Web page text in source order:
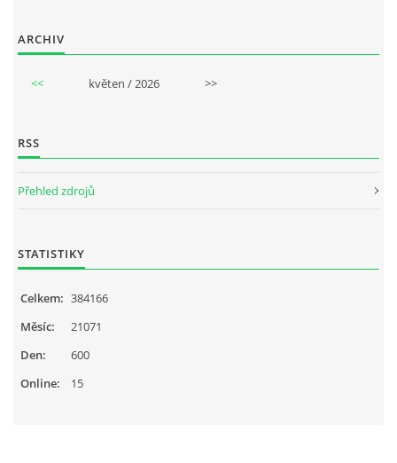
ARCHIV
<< květen / 2026 >>
RSS
Přehled zdrojů
STATISTIKY
Online: 15
Celkem: 384166
Měsíc:
21071
Den:
600